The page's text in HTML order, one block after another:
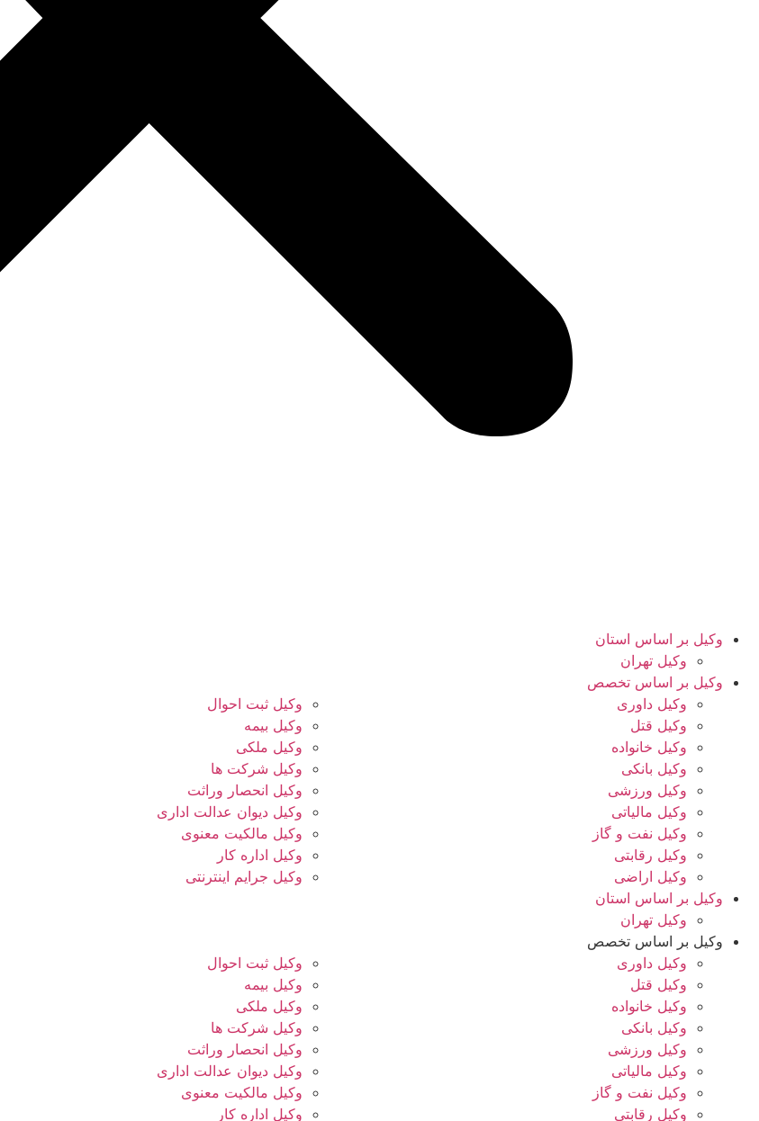
وکیل بر اساس استان
وکیل تهران
وکیل بر اساس تخصص
وکیل داوری
وکیل قتل
وکیل خانواده
وکیل بانکی
وکیل ورزشی
وکیل مالیاتی
وکیل نفت و گاز
وکیل رقابتی
وکیل اراضی
وکیل ثبت احوال
وکیل بیمه
وکیل ملکی
وکیل شرکت ها
وکیل انحصار وراثت
وکیل دیوان عدالت اداری
وکیل مالکیت معنوی
وکیل اداره کار
وکیل جرایم اینترنتی
وکیل بر اساس استان
وکیل تهران
وکیل بر اساس تخصص
وکیل داوری
وکیل قتل
وکیل خانواده
وکیل بانکی
وکیل ورزشی
وکیل مالیاتی
وکیل نفت و گاز
وکیل رقابتی
وکیل ثبت احوال
وکیل بیمه
وکیل ملکی
وکیل شرکت ها
وکیل انحصار وراثت
وکیل دیوان عدالت اداری
وکیل مالکیت معنوی
وکیل اداره کار